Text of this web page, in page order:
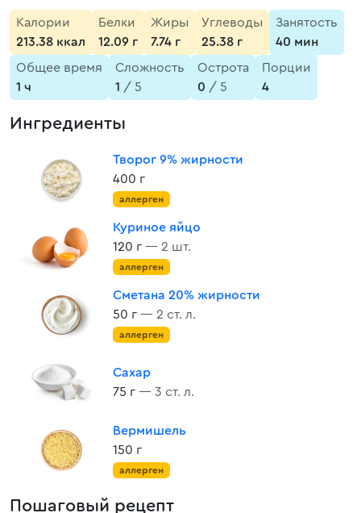
Калории
213.38 ккал
Белки
12.09 г
Жиры
7.74 г
Углеводы
25.38 г
Занятость
40 мин
Общее время
1 ч
Сложность
1 / 5
Острота
0 / 5
Порции
4
Ингредиенты
Творог 9% жирности
400 г
аллерген
Куриное яйцо
120 г — 2 шт.
аллерген
Сметана 20% жирности
50 г — 2 ст. л.
аллерген
Сахар
75 г — 3 ст. л.
Вермишель
150 г
аллерген
Пошаговый рецепт